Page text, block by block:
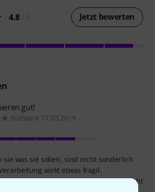
4.8 Jetzt bewerten
gut!
Bullwark 17.03.2019
sie was sie sollen, sind nicht sonderlich
wirkt etwas fragil.
aber problemlos stimmen und es sieht